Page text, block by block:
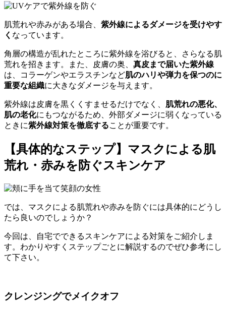
肌荒れや赤みがある場合、 紫外線によるダメージを受けやす
く なっています。
角層の構造が乱れたところに紫外線を浴びると、さらなる肌
荒れを招きます。また、皮膚の奥、 真皮まで届いた紫外線
は、コラーゲンやエラスチンなど肌のハリや弾力を保つのに
重要な組織に大きなダメージを与えます。
紫外線は皮膚を黒くくすませるだけでなく、 肌荒れの悪化、
肌の老化にもつながるため、外部ダメージに弱くなっている
ときに紫外線対策を徹底することが重要です。
【具体的なステップ】マスクによる肌
荒れ・赤みを防ぐスキンケア
では、マスクによる肌荒れや赤みを防ぐには具体的にどうし
たら良いのでしょうか？
今回は、自宅でできるスキンケアによる対策をご紹介しま
す。わかりやすくステップごとに解説するのでぜひ参考にし
て下さい。
クレンジングでメイクオフ